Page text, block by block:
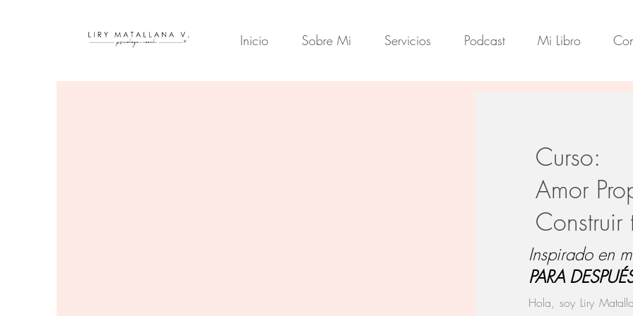
Inicio Sobre Mi Servicios Podcast Mi Libro
Curso:
Amor
Construir
Inspirado en
PARA
Hola, soy Liry